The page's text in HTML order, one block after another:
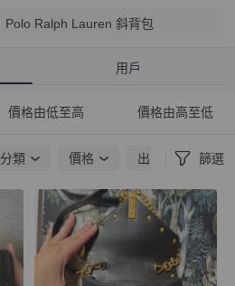
Polo Ralph Lauren 斜背包
用戶
價格由低至高 價格由高至低
分類 價格 出貨地點 篩選